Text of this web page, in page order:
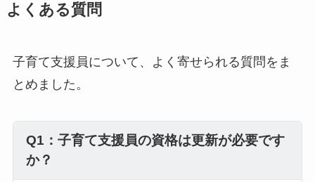
よくある質問
子育て支援員について、よく寄せられる質問をま
とめました。
Q1：子育て支援員の資格は更新が必要です
か？